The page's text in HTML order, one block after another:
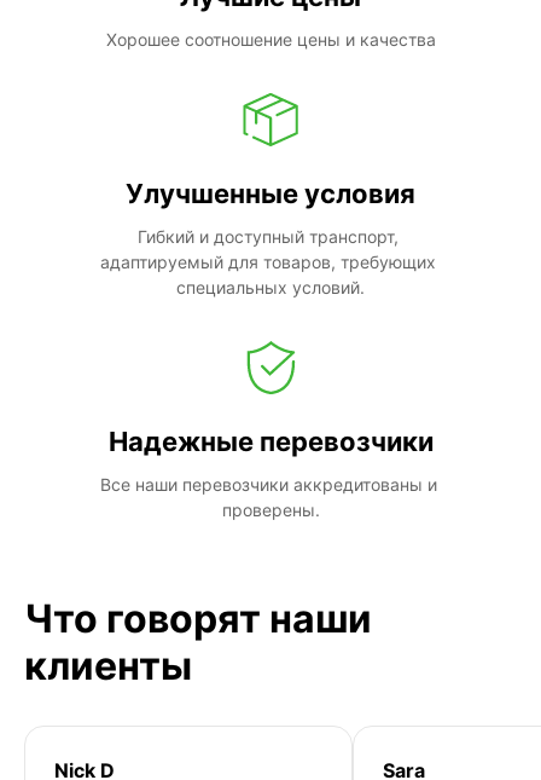
Хорошее соотношение цены и качества
Улучшенные условия
Гибкий и доступный транспорт,
адаптируемый для товаров, требующих
специальных условий.
Надежные перевозчики
Все наши перевозчики аккредитованы и
проверены.
Что говорят наши
клиенты
Nick D Sara